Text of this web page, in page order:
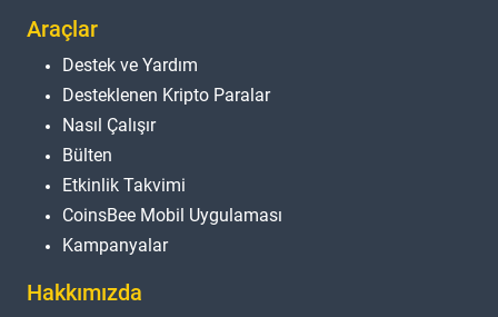
Araçlar
Destek ve Yardım
Desteklenen Kripto Paralar
Nasıl Çalışır
Bülten
Etkinlik Takvimi
CoinsBee Mobil Uygulaması
Kampanyalar
Hakkımızda